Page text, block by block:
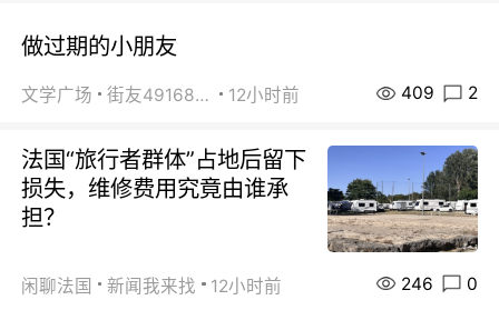
做过期的小朋友
文学广场 街友49168527 12小时前 409 2
法国“旅行者群体”占地后留下
损失，维修费用究竟由谁承
担？
闲聊法国 新闻我来找 12小时前 246 0